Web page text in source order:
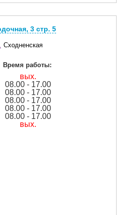
3 cтр. 5
Сходненская
Время работы:
вых.
08.00 - 17.00
08.00 - 17.00
08.00 - 17.00
08.00 - 17.00
08.00 - 17.00
вых.